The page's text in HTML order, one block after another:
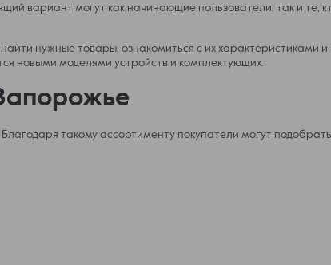
вариант могут как начинающие пользователи, так и те,
нужные товары, ознакомиться с их характеристиками
новыми моделями устройств и комплектующих.
такому ассортименту покупатели могут